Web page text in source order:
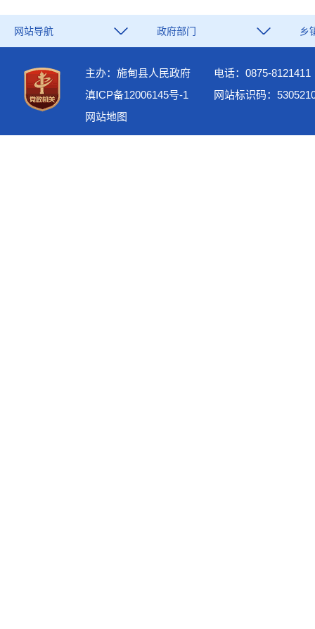
网站导航 政府部门 乡
主办：施甸县人民政府
电话：0875-8121411
滇ICP备12006145号-1
网站标识码：
网站地图